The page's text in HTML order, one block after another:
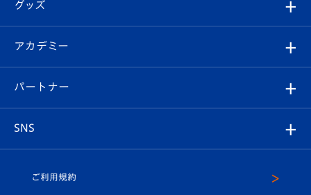
チケット
イベント
メディア
ホームタウン
スタッフプロフィール
マスコット紹介
Revive Team
ヴィヴィくんの長崎おもてなしガイド
フォトギャラリー
スタジアムグルメ
V-LOVERS（ファンクラブ）
プレイヤーズスイート
グッズ
オンラインショップ
店舗情報
アカデミー
育成からのお知らせ
U-18
パートナー
SNS
ご利用規約